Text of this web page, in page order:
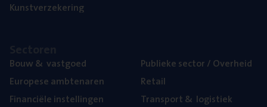
Kunst­ver­ze­ke­ring
Bouw& vastgoed
Euro­pe­se ambtenaren
Finan­ci­ë­le instellingen
Publie­ke sec­tor / Overheid
Retail
Trans­port& logistiek